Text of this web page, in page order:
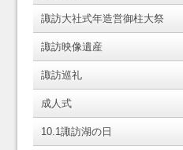
諏訪大社式年造営御柱大祭
諏訪映像遺産
諏訪巡礼
成人式
10.1諏訪湖の日